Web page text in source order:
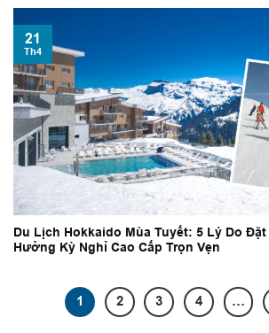
Du Lịch Hokkaido Mùa Tuyết: 5 Lý Do Đặt
Hưởng Kỳ Nghỉ Cao Cấp Trọn Vẹn
21
Th4
1 2 3 4 …